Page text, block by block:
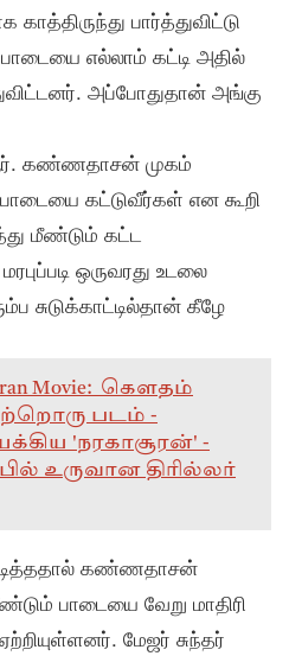
பார்த்துவிட்டு
எல்லாம் கட்டி அதில்
அப்போதுதான் அங்கு
கண்ணதாசன் முகம்
பாடையை கட்டுவீர்கள் என கூறி
மீண்டும் கட்ட
ஒருவரது உடலை
சுடுக்காட்டில்தான் கீழே
Movie: கௌதம்
படம் -
'நரகாசூரன்' -
உருவான திரில்லர்
கண்ணதாசன்
பாடையை வேறு மாதிரி
மேஜர் சுந்தர்